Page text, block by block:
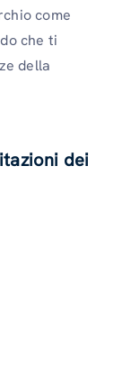
come
che ti
della
dei